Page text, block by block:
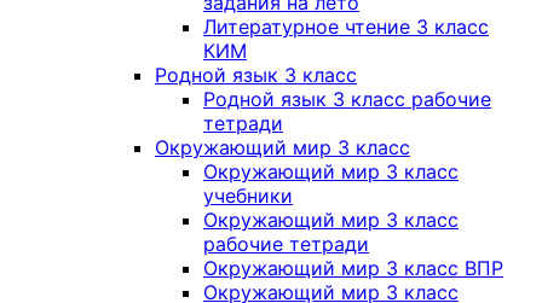
Литературное чтение 3 класс
КИМ
Родной язык 3 класс
Родной язык 3 класс рабочие
тетради
Окружающий мир 3 класс
Окружающий мир 3 класс
учебники
Окружающий мир 3 класс
рабочие тетради
Окружающий мир 3 класс ВПР
Окружающий мир 3 класс